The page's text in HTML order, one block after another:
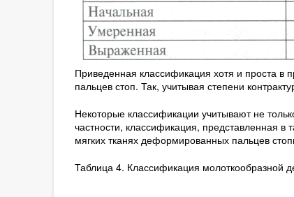
Приведенная классификация хотя и проста в
пальцев стоп. Так, учитывая степени
Некоторые классификации учитывают не
частности, классификация, представленная
мягких тканях деформированных пальцев
Таблица 4. Классификация молоткообразной